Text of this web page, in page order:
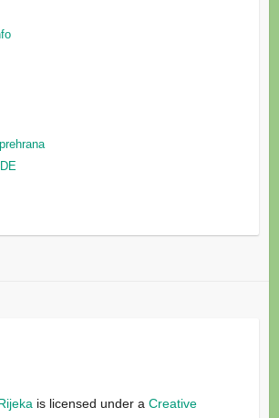
is licensed under a Creative